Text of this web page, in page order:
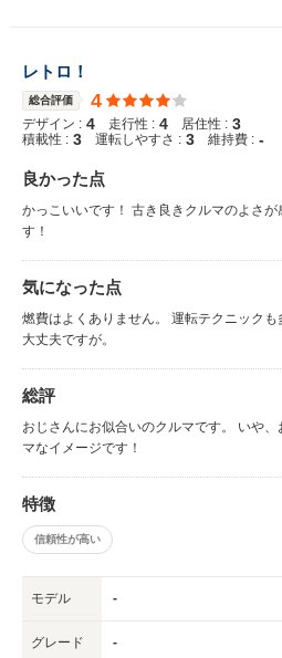
レトロ！
総合評価 4
デザイン : 4 走行性 : 4 居住性 : 3
積載性 : 3 運転しやすさ : 3 維持費 : -
良かった点
かっこいいです！ 古き良きクルマのよさ
す！
気になった点
燃費はよくありません。 運転テクニック
大丈夫ですが。
総評
おじさんにお似合いのクルマです。 いや
マなイメージです！
特徴
信頼性が高い
モデル -
グレード -